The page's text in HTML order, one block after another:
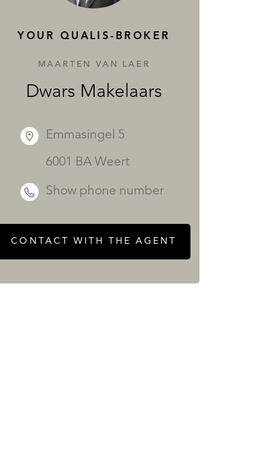
YOUR QUALIS-BROKER
MAARTEN VAN LAER
Dwars Makelaars
Emmasingel 5
6001 BA Weert
Show phone number
CONTACT WITH THE AGENT